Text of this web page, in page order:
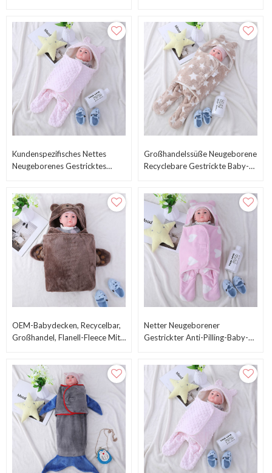
Kundenspezifisches Nettes
Neugeborenes Gestricktes
Mit Vlies Sherpa
Großhandelssüße Neugeborene
Recyclebare Gestrickte Baby-
OEM-Babydecken, Recycelbar,
Großhandel, Flanell-Fleece Mit
Netter Neugeborener
Gestrickter Anti-Pilling-Baby-
Gedrucktem Herzen